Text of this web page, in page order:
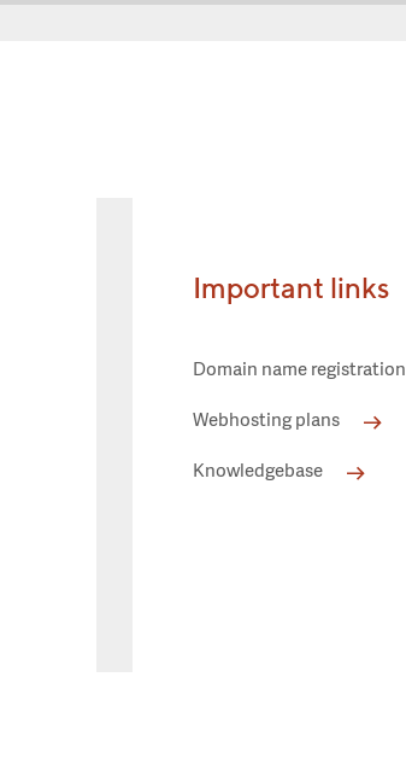
Important links
Domain name registration
Webhosting plans
Knowledgebase